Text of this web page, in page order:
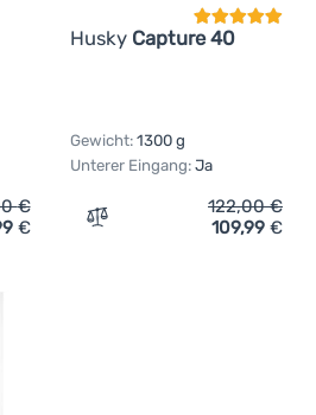
Husky Rony 50 L' hinzufügen
€
€
Husky Capture 40
Gewicht: 1300 g
Unterer Eingang: Ja
Zum Vergleich
122,00€
109,99 €